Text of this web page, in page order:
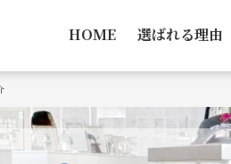
HOME 選ばれる理由